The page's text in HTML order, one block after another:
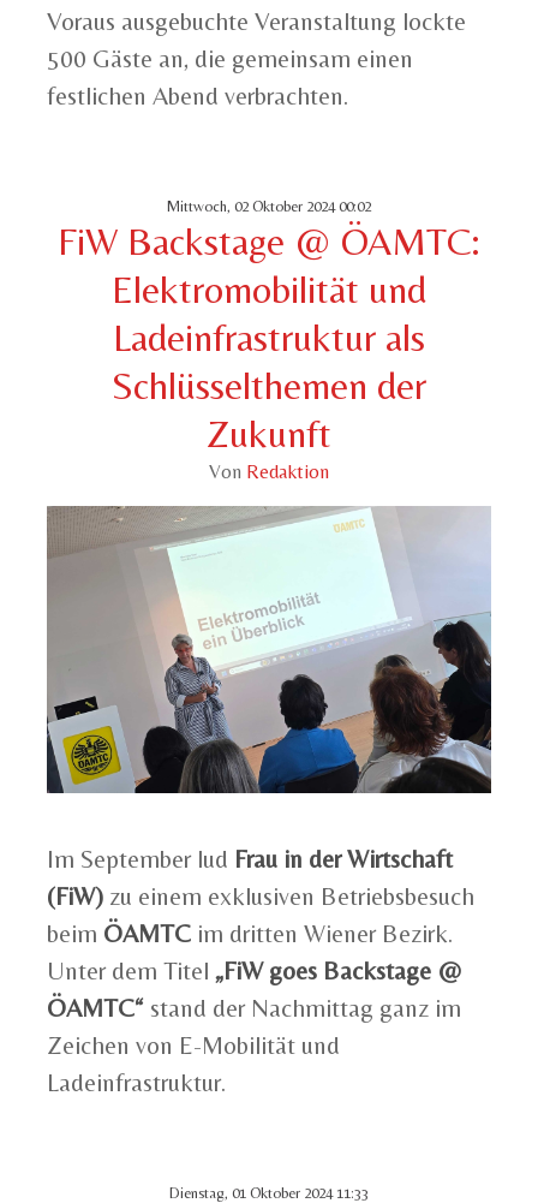
Voraus ausgebuchte Veranstaltung lockte
500 Gäste an, die gemeinsam einen
festlichen Abend verbrachten.
Mittwoch, 02 Oktober 2024 00:02
FiW Backstage @ ÖAMTC:
Elektromobilität und
Ladeinfrastruktur als
Schlüsselthemen der
Zukunft
Von Redaktion
Im September lud Frau in der Wirtschaft
(FiW) zu einem exklusiven Betriebsbesuch
beim ÖAMTC im dritten Wiener Bezirk.
Unter dem Titel „FiW goes Backstage @
ÖAMTC“ stand der Nachmittag ganz im
Zeichen von E-Mobilität und
Ladeinfrastruktur.
Dienstag, 01 Oktober 2024 11:33